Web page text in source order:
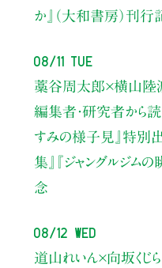
か』（大和書房）刊行
08/11 Tue
藁谷周太郎×横山陸渡
編集者・研究者から読
すみの様子見』特別出
集』『ジャングルジム
念
08/12 Wed
道山れいん×向坂くじら